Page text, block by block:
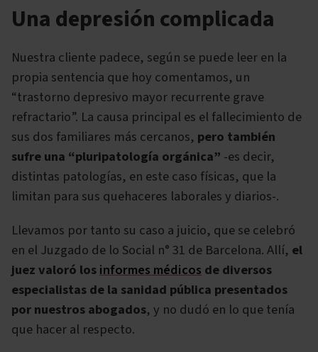
Una depresión complicada
Nuestra cliente padece, según se puede leer en la
propia sentencia que hoy comentamos, un
“trastorno depresivo mayor recurrente grave
refractario”. La causa principal es el fallecimiento de
sus dos familiares más cercanos, pero también
sufre una “pluripatología orgánica” -es decir,
distintas patologías, en este caso físicas, que la
limitan para sus quehaceres laborales y diarios-.
Llevamos por tanto su caso a juicio, que se celebró
en el Juzgado de lo Social n° 31 de Barcelona. Allí, el
juez valoró losinformes médicos de diversos
especialistas de la sanidad pública presentados
por nuestros abogados, y no dudó en lo que tenía
que hacer al respecto.